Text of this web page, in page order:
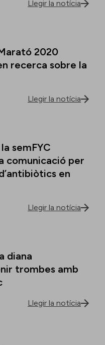
Llegir la notícia
2020
recerca sobre la
Llegir la notícia
semFYC
comunicació per
en
Llegir la notícia
diana
trombes amb
Llegir la notícia